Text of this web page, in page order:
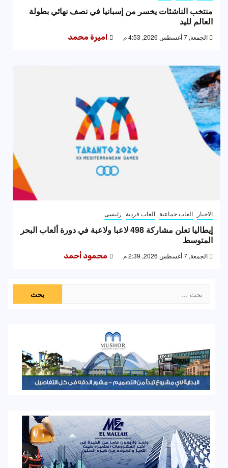
منتخب الناشئات يخسر من إسبانيا في نصف نهائي بطولة
العالم لليد
الجمعة, 7 أغسطس 2026, 4:53 م اميرة محمد
الاخبار العاب جماعية العاب فردية رئيسى
إيطاليا تعلن مشاركة 498 لاعبا ولاعبة في دورة ألعاب البحر
المتوسط
الجمعة, 7 أغسطس 2026, 2:39 م محمود أحمد
عن: